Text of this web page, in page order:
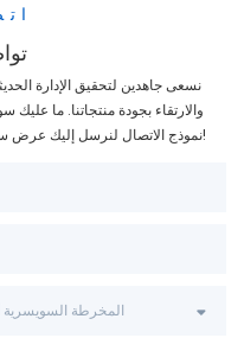
نسعى جاهدين لتحقيق الإدارة
والارتقاء بجودة منتجاتنا. ما
نموذج الاتصال لنرسل إليك عرض سعر مجاني لمجموعتنا الواسعة من التصاميم!
المخرطة السويسرية